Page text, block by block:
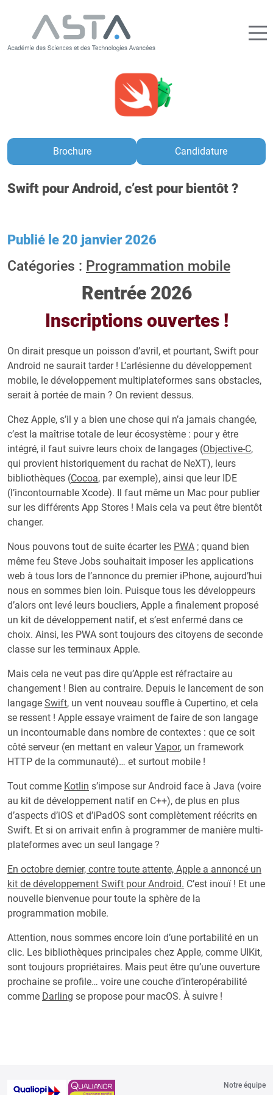
Brochure Candidature
Swift pour Android, c’est pour bientôt ?
Publié le 20 janvier 2026
Catégories : Programmation mobile
Rentrée 2026
Inscriptions ouvertes !
On dirait presque un poisson d’avril, et pourtant, Swift pour
Android ne saurait tarder ! L’arlésienne du développement
mobile, le développement multiplateformes sans obstacles,
serait à portée de main ? On revient dessus.
Chez Apple, s’il y a bien une chose qui n’a jamais changée,
c’est la maîtrise totale de leur écosystème : pour y être
intégré, il faut suivre leurs choix de langages (Objective-C,
qui provient historiquement du rachat de NeXT), leurs
bibliothèques (Cocoa, par exemple), ainsi que leur IDE
(l’incontournable Xcode). Il faut même un Mac pour publier
sur les différents App Stores ! Mais cela va peut être bientôt
changer.
Nous pouvons tout de suite écarter les PWA ; quand bien
même feu Steve Jobs souhaitait imposer les applications
web à tous lors de l’annonce du premier iPhone, aujourd’hui
nous en sommes bien loin. Puisque tous les développeurs
d’alors ont levé leurs boucliers, Apple a finalement proposé
un kit de développement natif, et s’est enfermé dans ce
choix. Ainsi, les PWA sont toujours des citoyens de seconde
classe sur les terminaux Apple.
Mais cela ne veut pas dire qu’Apple est réfractaire au
changement ! Bien au contraire. Depuis le lancement de son
langage Swift, un vent nouveau souffle à Cupertino, et cela
se ressent ! Apple essaye vraiment de faire de son langage
un incontournable dans nombre de contextes : que ce soit
côté serveur (en mettant en valeurVapor, un framework
HTTP de la communauté)… et surtout mobile !
Tout comme Kotlin s’impose sur Android face à Java (voire
au kit de développement natif en C++), de plus en plus
d’aspects d’iOS et d’iPadOS sont complètement réécrits en
Swift. Et si on arrivait enfin à programmer de manière multi-
plateformes avec un seul langage ?
En octobre dernier, contre toute attente, Apple a annoncé un
kit de développement Swift pour Android. C’est inouï ! Et une
nouvelle bienvenue pour toute la sphère de la
programmation mobile.
Attention, nous sommes encore loin d’une portabilité en un
clic. Les bibliothèques principales chez Apple, comme UIKit,
sont toujours propriétaires. Mais peut être qu’une ouverture
prochaine se profile… voire une couche d’interopérabilité
comme Darling se propose pour macOS. À suivre !
Notre équipe